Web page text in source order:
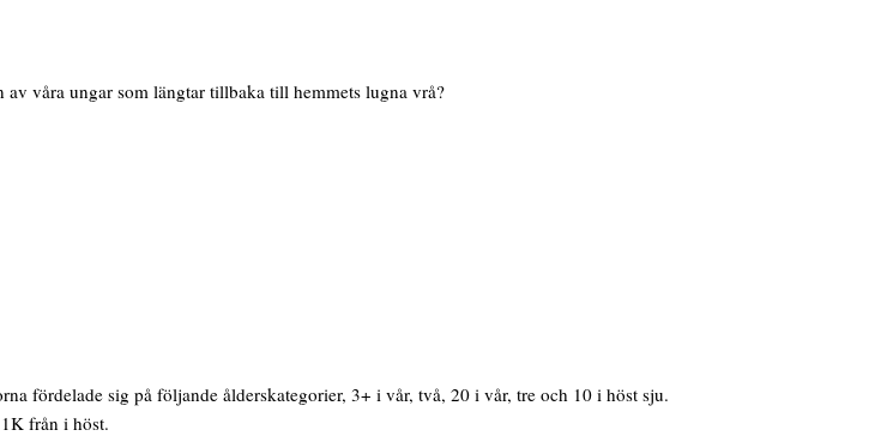
våra ungar som längtar tillbaka till hemmets lugna vrå?
fördelade sig på följande ålderskategorier, 3+ i vår, två, 20 i vår, tre och 10 i höst sju.
från i höst.